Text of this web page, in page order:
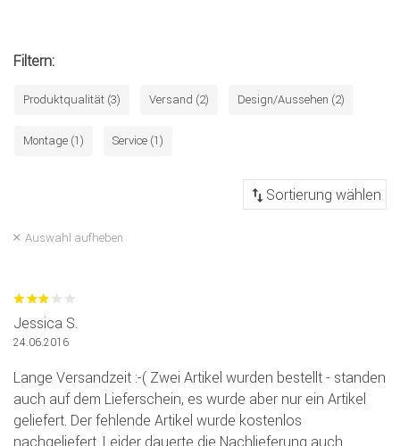
Filtern:
Produktqualität (3) Versand (2) Design/Aussehen (2)
Montage (1) Service (1)
Auswahl aufheben
Jessica S.
24.06.2016
Lange Versandzeit :-( Zwei Artikel wurden bestellt - standen
auch auf dem Lieferschein, es wurde aber nur ein Artikel
geliefert. Der fehlende Artikel wurde kostenlos
nachgeliefert. Leider dauerte die Nachlieferung auch